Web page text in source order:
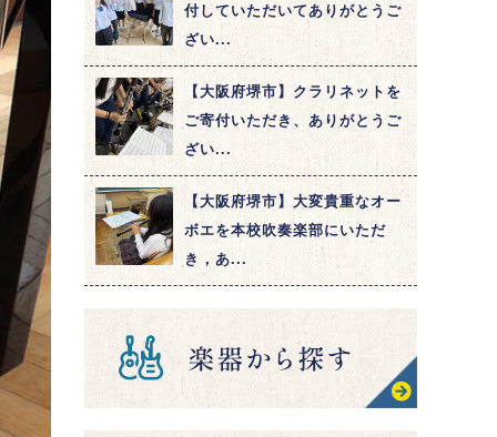
付していただいてありがとうご
ざい...
【大阪府堺市】クラリネットを
ご寄付いただき、ありがとうご
ざい...
【大阪府堺市】大変貴重なオー
ボエを本校吹奏楽部にいただ
き，あ...